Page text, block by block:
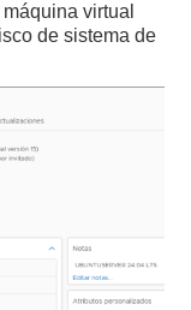
virtual
de sistema de